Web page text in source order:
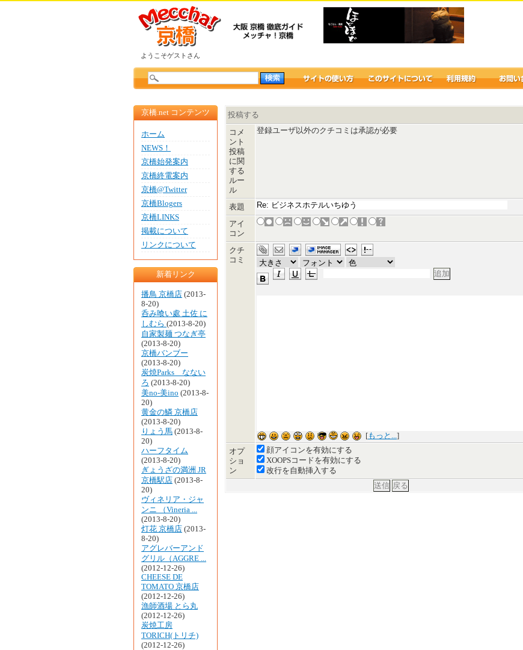
ようこそゲストさん
京橋.net コンテンツ
ホーム
NEWS！
京橋始発案内
京橋終電案内
京橋@Twitter
京橋Blogers
京橋LINKS
掲載について
リンクについて
新着リンク
播鳥 京橋店 (2013-
8-20)
呑み喰い處 土佐 に
しむら (2013-8-20)
自家製麺 つなぎ亭
(2013-8-20)
京橋バンブー
(2013-8-20)
炭焼Parks なない
ろ (2013-8-20)
美no-美ino (2013-8-
20)
黄金の鱗 京橋店
(2013-8-20)
りょう馬 (2013-8-
20)
ハーフタイム
(2013-8-20)
ぎょうざの満洲 JR
京橋駅店 (2013-8-
20)
ヴィネリア・ジャ
ンニ （Vineria ...
(2013-8-20)
灯花 京橋店 (2013-
8-20)
アグレバーアンド
グリル（AGGRE ...
(2012-12-26)
CHEESE DE
TOMATO 京橋店
(2012-12-26)
漁師酒場 とら丸
(2012-12-26)
炭焼工房
TORICH(トリチ)
(2012-12-26)
投稿する
コメ
ント
投稿
に関
する
ルー
ル
登録ユーザ以外のクチコミは承認が必要
表題
アイ
コン
クチ
コミ
[もっと...]
オプ
ショ
ン
顔アイコンを有効にする
XOOPSコードを有効にする
改行を自動挿入する